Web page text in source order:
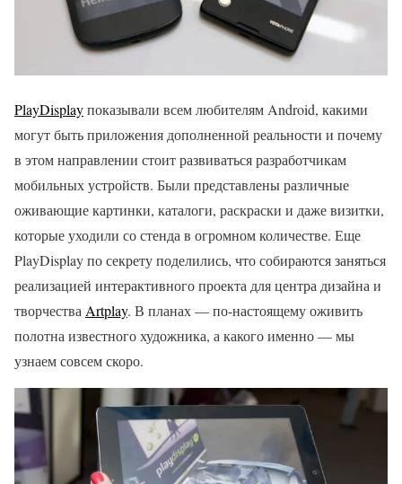
PlayDisplayпоказывали всем любителям Android, какими
могут быть приложения дополненной реальности и почему
в этом направлении стоит развиваться разработчикам
мобильных устройств. Были представлены различные
оживающие картинки, каталоги, раскраски и даже визитки,
которые уходили со стенда в огромном количестве. Еще
PlayDisplay по секрету поделились, что собираются заняться
реализацией интерактивного проекта для центра дизайна и
творчества Artplay. В планах — по-настоящему оживить
полотна известного художника, а какого именно — мы
узнаем совсем скоро.